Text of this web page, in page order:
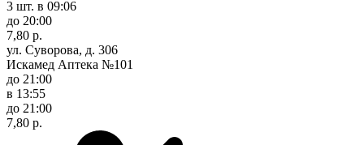
3 шт. в 09:06
до 20:00
7,80 р.
ул. Суворова, д. 306
Искамед Аптека №101
до 21:00
в 13:55
до 21:00
7,80 р.